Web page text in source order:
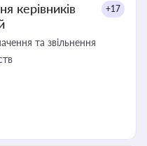
керівників
+17
та звільнення